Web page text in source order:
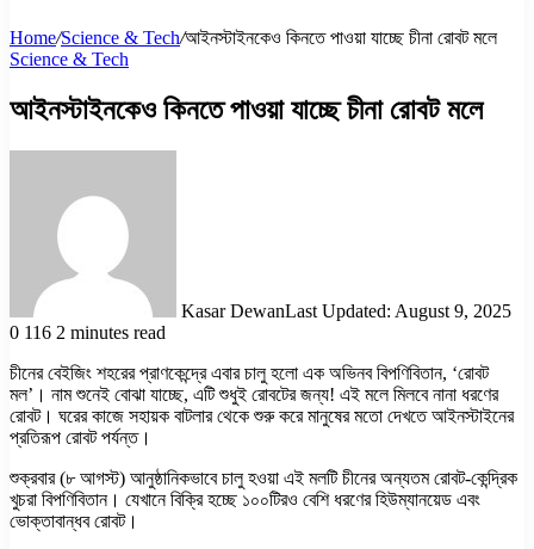
Home/Science & Tech/আইনস্টাইনকেও কিনতে পাওয়া যাচ্ছে চীনা রোবট মলে
Science & Tech
আইনস্টাইনকেও কিনতে পাওয়া যাচ্ছে চীনা রোবট মলে
Kasar DewanLast Updated: August 9, 2025
0 116 2 minutes read
চীনের বেইজিং শহরের প্রাণকেন্দ্রে এবার চালু হলো এক অভিনব বিপণিবিতান, ‘রোবট
মল’। নাম শুনেই বোঝা যাচ্ছে, এটি শুধুই রোবটের জন্য! এই মলে মিলবে নানা ধরণের
রোবট। ঘরের কাজে সহায়ক বাটলার থেকে শুরু করে মানুষের মতো দেখতে আইনস্টাইনের
প্রতিরূপ রোবট পর্যন্ত।
শুক্রবার (৮ আগস্ট) আনুষ্ঠানিকভাবে চালু হওয়া এই মলটি চীনের অন্যতম রোবট-কেন্দ্রিক
খুচরা বিপণিবিতান। যেখানে বিক্রি হচ্ছে ১০০টিরও বেশি ধরণের হিউম্যানয়েড এবং
ভোক্তাবান্ধব রোবট।